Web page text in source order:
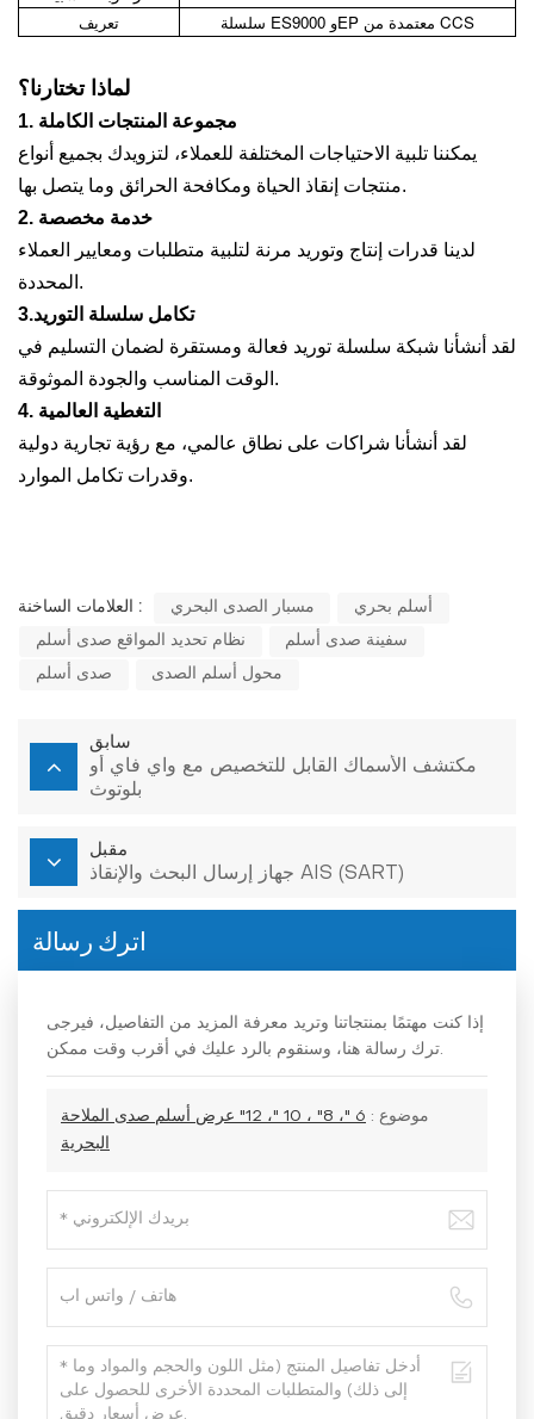
تعريف سلسلة ES9000 وEP معتمدة من CCS
لماذا تختارنا؟
1. مجموعة المنتجات الكاملة
يمكننا تلبية الاحتياجات المختلفة للعملاء، لتزويدك بجميع أنواع
منتجات إنقاذ الحياة ومكافحة الحرائق وما يتصل بها.
2. خدمة مخصصة
لدينا قدرات إنتاج وتوريد مرنة لتلبية متطلبات ومعايير العملاء
المحددة.
3.تكامل سلسلة التوريد
لقد أنشأنا شبكة سلسلة توريد فعالة ومستقرة لضمان التسليم في
الوقت المناسب والجودة الموثوقة.
4. التغطية العالمية
لقد أنشأنا شراكات على نطاق عالمي، مع رؤية تجارية دولية
وقدرات تكامل الموارد.
العلامات الساخنة : مسبار الصدى البحري أسلم بحري
نظام تحديد المواقع صدى أسلم سفينة صدى أسلم
صدى أسلم محول أسلم الصدى
سابق
مكتشف الأسماك القابل للتخصيص مع واي فاي أو
بلوتوث
مقبل
جهاز إرسال البحث والإنقاذ AIS (SART)
اترك رسالة
إذا كنت مهتمًا بمنتجاتنا وتريد معرفة المزيد من التفاصيل، فيرجى
ترك رسالة هنا، وسنقوم بالرد عليك في أقرب وقت ممكن.
موضوع :
6 "، 8" ، 10 "، 12" عرض أسلم صدى الملاحة
البحرية